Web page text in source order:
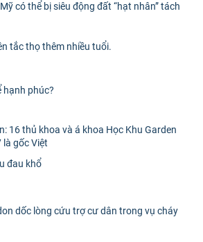
có thể bị siêu động đất “hạt nhân” tách
tắc thọ thêm nhiều tuổi.
hạnh phúc?
16 thủ khoa và á khoa Học Khu Garden
là gốc Việt
đau khổ
dốc lòng cứu trợ cư dân trong vụ cháy